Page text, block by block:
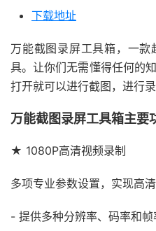
下载地址
万能截图录屏工具箱，一
具。让你们无需懂得任何的
打开就可以进行截图，进行录
万能截图录屏工具箱主要
★ 1080P高清视频录制
多项专业参数设置，实现高
- 提供多种分辨率、码率和帧